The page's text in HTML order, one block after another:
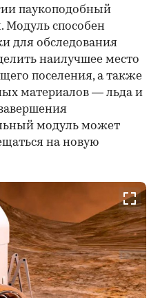
паукоподобный
Модуль способен
для обследования
наилучшее место
поселения, а также
материалов — льда и
модуль может
на новую